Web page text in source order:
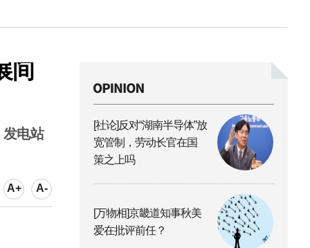
间
电站
A+ A-
[社论]反对“湖南半导体”放
宽管制，劳动长官在国
策之上吗
[万物相]京畿道知事秋美
爱在批评前任？